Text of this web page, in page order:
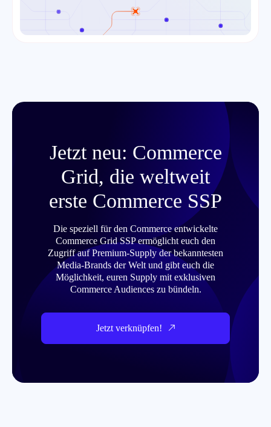
Jetzt neu: Commerce
Grid, die weltweit
erste Commerce SSP
Die speziell für den Commerce entwickelte
Commerce Grid SSP ermöglicht euch den
Zugriff auf Premium-Supply der bekanntesten
Media-Brands der Welt und gibt euch die
Möglichkeit, euren Supply mit exklusiven
Commerce Audiences zu bündeln.
Jetzt verknüpfen!